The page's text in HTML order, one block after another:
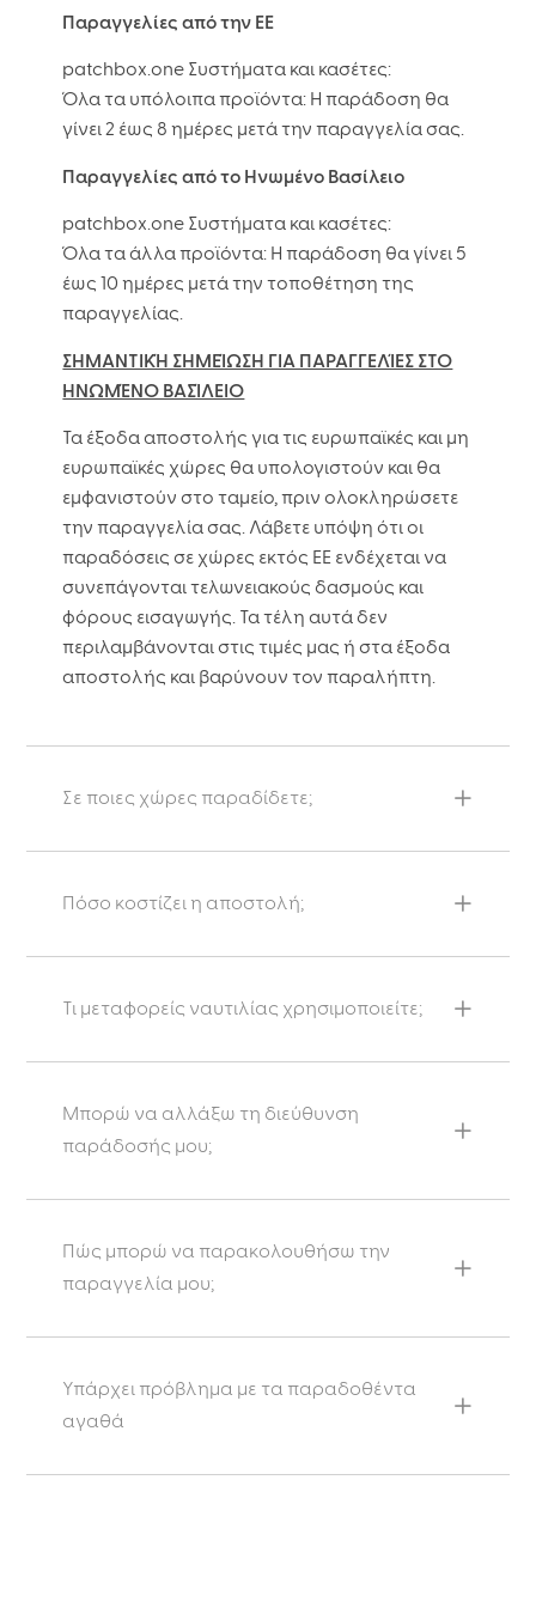
Παραγγελίες από την ΕΕ
patchbox.one Συστήματα και κασέτες:
Όλα τα υπόλοιπα προϊόντα: Η παράδοση θα
γίνει 2 έως 8 ημέρες μετά την παραγγελία σας.
Παραγγελίες από το Ηνωμένο Βασίλειο
patchbox.one Συστήματα και κασέτες:
Όλα τα άλλα προϊόντα: Η παράδοση θα γίνει 5
έως 10 ημέρες μετά την τοποθέτηση της
παραγγελίας.
ΣΗΜΑΝΤΙΚΉ ΣΗΜΕΊΩΣΗ ΓΙΑ ΠΑΡΑΓΓΕΛΊΕΣ ΣΤΟ
ΗΝΩΜΈΝΟ ΒΑΣΊΛΕΙΟ
Τα έξοδα αποστολής για τις ευρωπαϊκές και μη
ευρωπαϊκές χώρες θα υπολογιστούν και θα
εμφανιστούν στο ταμείο, πριν ολοκληρώσετε
την παραγγελία σας. Λάβετε υπόψη ότι οι
παραδόσεις σε χώρες εκτός ΕΕ ενδέχεται να
συνεπάγονται τελωνειακούς δασμούς και
φόρους εισαγωγής. Τα τέλη αυτά δεν
περιλαμβάνονται στις τιμές μας ή στα έξοδα
αποστολής και βαρύνουν τον παραλήπτη.
Σε ποιες χώρες παραδίδετε;
Πόσο κοστίζει η αποστολή;
Τι μεταφορείς ναυτιλίας χρησιμοποιείτε;
Μπορώ να αλλάξω τη διεύθυνση
παράδοσής μου;
Πώς μπορώ να παρακολουθήσω την
παραγγελία μου;
Υπάρχει πρόβλημα με τα παραδοθέντα
αγαθά